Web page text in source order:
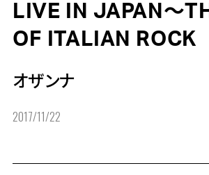
LIVE IN JAPAN～
OF ITALIAN ROCK
オザンナ
2017/11/22